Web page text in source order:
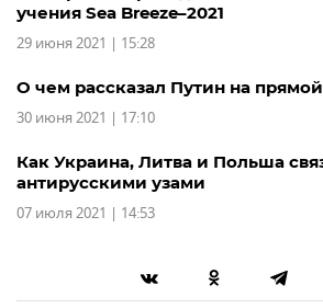
учения Sea Breeze–2021
29 июня 2021 | 15:28
О чем рассказал Путин на
30 июня 2021 | 17:10
Как Украина, Литва и Польша
антирусскими узами
07 июля 2021 | 14:53